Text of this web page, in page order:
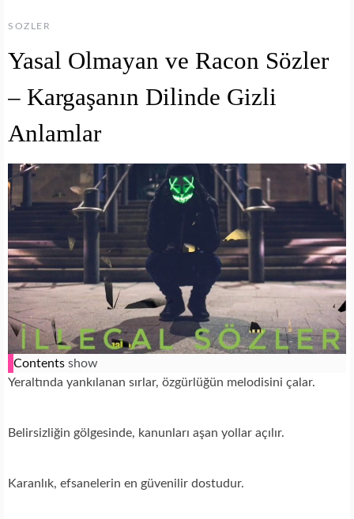
SOZLER
Yasal Olmayan ve Racon Sözler
– Kargaşanın Dilinde Gizli
Anlamlar
Contents show
Yeraltında yankılanan sırlar, özgürlüğün melodisini çalar.
Belirsizliğin gölgesinde, kanunları aşan yollar açılır.
Karanlık, efsanelerin en güvenilir dostudur.